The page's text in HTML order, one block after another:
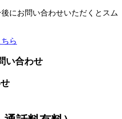
にお問い合わせいただくとスム
ら
い合わせ